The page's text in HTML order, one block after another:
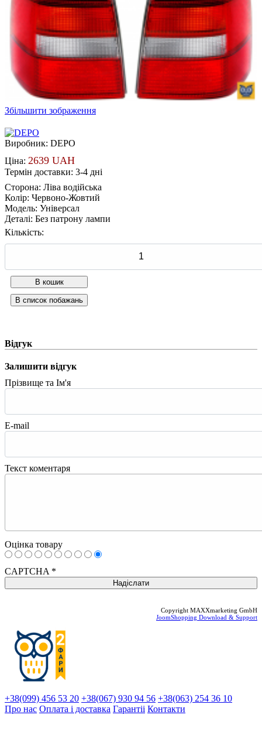
Збільшити зображення
Виробник: DEPO
Ціна: 2639 UAH
Термін доставки: 3-4 дні
Сторона: Ліва водійська
Колір: Червоно-Жовтий
Модель: Універсал
Деталі: Без патрону лампи
Кількість:
Відгук
Залишити відгук
Прізвище та Ім'я
E-mail
Текст коментаря
Оцінка товару
CAPTCHA *
Copyright MAXXmarketing GmbH
JoomShopping Download & Support
+38(099) 456 53 20 +38(067) 930 94 56 +38(063) 254 36 10
Про нас Оплата і доставка Гарантіi Контакти